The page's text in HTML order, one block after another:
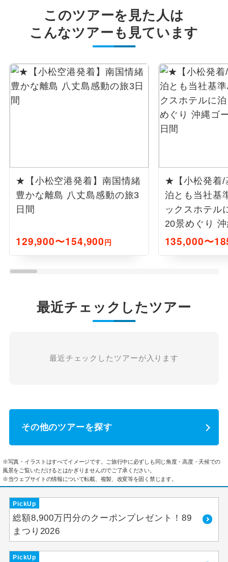
このツアーを見た人は
こんなツアーも見ています
★【小松空港発着】南国情緒
豊かな離島 八丈島感動の旅3
日間
129,900〜154,900円
★【小松発着/
泊とも当社基
ックスホテル
20景めぐり
ルート5日間
135,000〜
最近チェックしたツアー
最近チェックしたツアーが入ります
その他のツアーを探す
※写真・イラストはすべてイメージです。ご旅行中に必ずしも同じ角度・高度・天候での
風景をご覧いただけるとはかぎりませんのでご了承ください。
※当ウェブサイトの情報について転載、複製、改変等を固く禁じます。
PickUp
総額8,900万円分のクーポンプレゼント！89
まつり2026
PickUp